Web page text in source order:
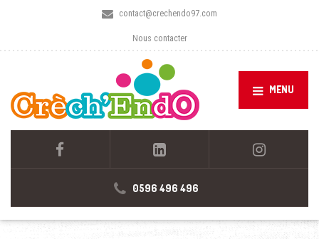
contact@crechendo97.com
Nous contacter
MENU
0596 496 496